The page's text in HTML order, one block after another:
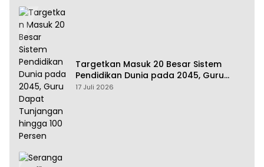
Targetkan Masuk 20 Besar Sistem
Pendidikan Dunia pada 2045, Guru
Dapat Tunjangan hingga 100 Persen
17 Juli 2026